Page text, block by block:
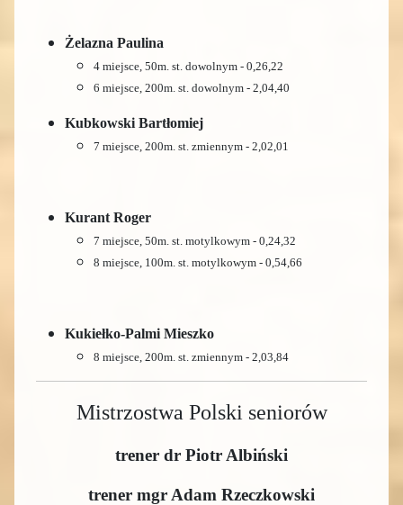
Żelazna Paulina
4 miejsce, 50m. st. dowolnym - 0,26,22
6 miejsce, 200m. st. dowolnym - 2,04,40
Kubkowski Bartłomiej
7 miejsce, 200m. st. zmiennym - 2,02,01
Kurant Roger
7 miejsce, 50m. st. motylkowym - 0,24,32
8 miejsce, 100m. st. motylkowym - 0,54,66
Kukiełko-Palmi Mieszko
8 miejsce, 200m. st. zmiennym - 2,03,84
Mistrzostwa Polski seniorów
trener dr Piotr Albiński
trener mgr Adam Rzeczkowski